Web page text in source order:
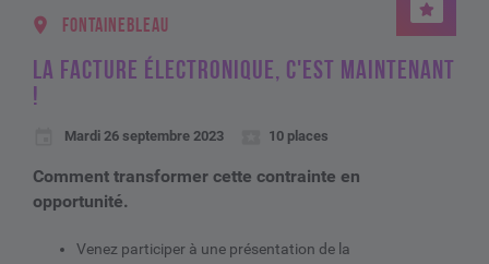
FONTAINEBLEAU
LA FACTURE ÉLECTRONIQUE, C'EST MAINTENANT
!
Mardi 26 septembre 2023 10 places
Comment transformer cette contrainte en
opportunité.
Venez participer à une présentation de la